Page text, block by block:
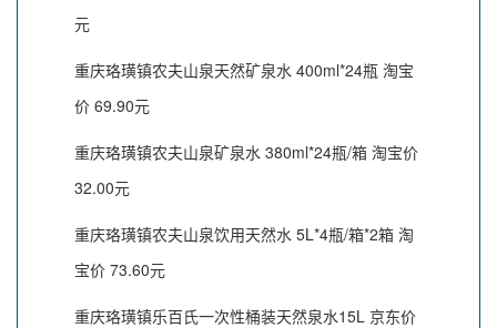
元
重庆珞璜镇农夫山泉天然矿泉水 400ml*24瓶 淘宝
价 69.90元
重庆珞璜镇农夫山泉矿泉水 380ml*24瓶/箱 淘宝价
32.00元
重庆珞璜镇农夫山泉饮用天然水 5L*4瓶/箱*2箱 淘
宝价 73.60元
重庆珞璜镇乐百氏一次性桶装天然泉水15L 京东价